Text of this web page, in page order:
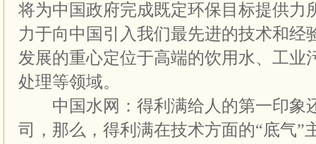
将为中国政府完成既定环保目标提供力
力于向中国引入我们最先进的技术和经
发展的重心定位于高端的饮用水、工业
处理等领域。
中国水网：得利满给人的第一印象
司，那么，得利满在技术方面的“底气”